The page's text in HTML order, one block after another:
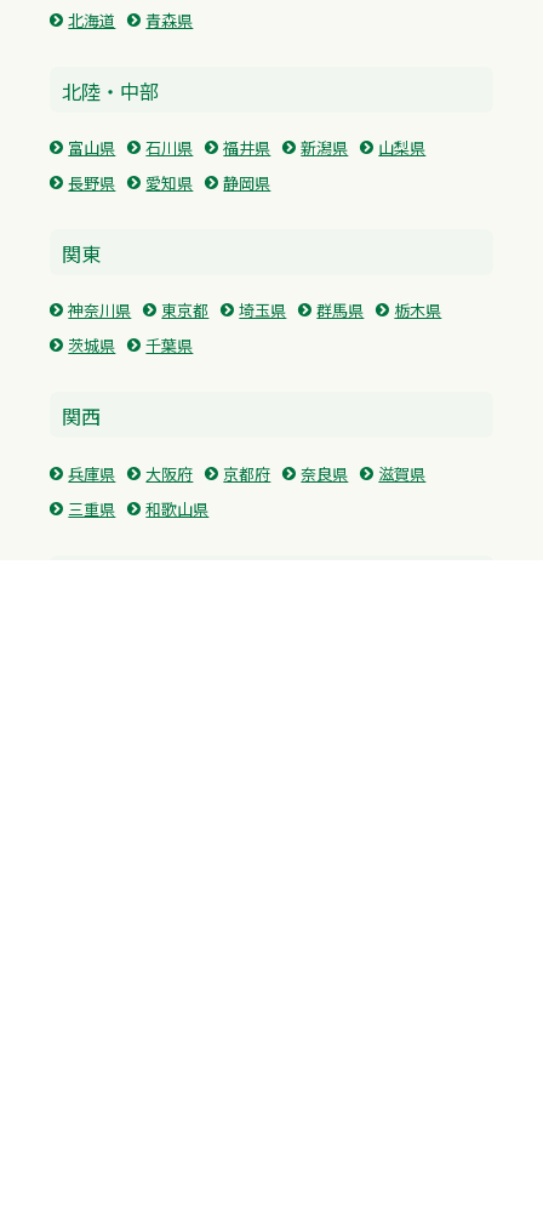
北海道 青森県
北陸・中部
富山県 石川県 福井県 新潟県
山梨県
長野県
愛知県 静岡県
関東
神奈川県 東京都 埼玉県 群馬県
栃木県
茨城県
千葉県
関西
兵庫県 大阪府 京都府 奈良県
滋賀県
三重県
和歌山県